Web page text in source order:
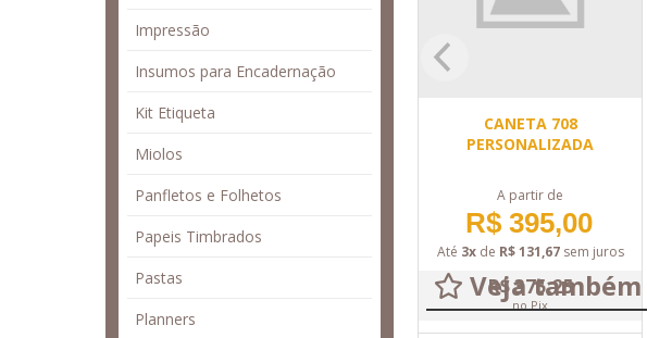
Impressão
Insumos para Encadernação
Kit Etiqueta
Miolos
Panfletos e Folhetos
Papeis Timbrados
Pastas
Planners
CANETA 708
PERSONALIZADA
A partir de
R$ 395,00
Até 3xde R$ 131,67sem juros
R$ 375,25
no Pix
Veja também